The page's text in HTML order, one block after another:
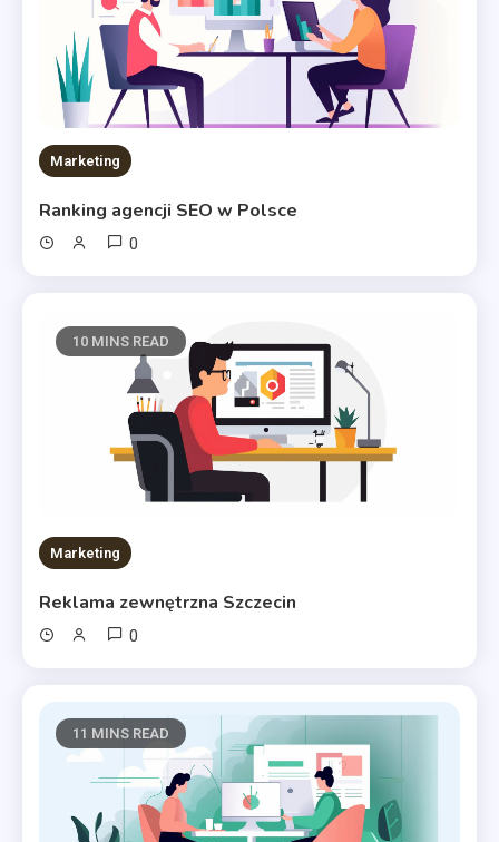
Marketing
Ranking agencji SEO w Polsce
0
10 MINS READ
Marketing
Reklama zewnętrzna Szczecin
0
11 MINS READ